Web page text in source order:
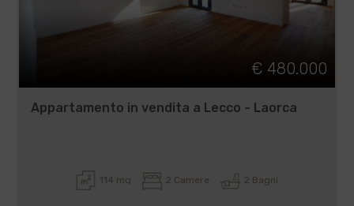
€ 480.000
Appartamento in vendita a Lecco - Laorca
114 mq 2 Camere 2 Bagni